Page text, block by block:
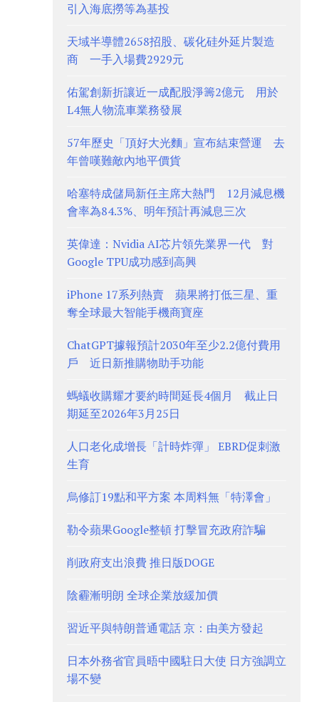
引入海底撈等為基投
天域半導體2658招股、碳化硅外延片製造
商 一手入場費2929元
佑駕創新折讓近一成配股淨籌2億元 用於
L4無人物流車業務發展
57年歷史「頂好大光麵」宣布結束營運 去
年曾嘆難敵內地平價貨
哈塞特成儲局新任主席大熱門 12月減息機
會率為84.3%、明年預計再減息三次
英偉達：Nvidia AI芯片領先業界一代 對
Google TPU成功感到高興
iPhone 17系列熱賣 蘋果將打低三星、重
奪全球最大智能手機商寶座
ChatGPT據報預計2030年至少2.2億付費用
戶 近日新推購物助手功能
螞蟻收購耀才要約時間延長4個月 截止日
期延至2026年3月25日
人口老化成增長「計時炸彈」 EBRD促刺激
生育
烏修訂19點和平方案 本周料無「特澤會」
勒令蘋果Google整頓 打擊冒充政府詐騙
削政府支出浪費 推日版DOGE
陰霾漸明朗 全球企業放緩加價
習近平與特朗普通電話 京：由美方發起
日本外務省官員晤中國駐日大使 日方強調立
場不變